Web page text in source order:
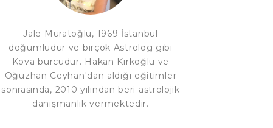
Jale Muratoğlu, 1969 İstanbul
doğumludur ve birçok Astrolog gibi
Kova burcudur. Hakan Kırkoğlu ve
Oğuzhan Ceyhan'dan aldığı eğitimler
sonrasında, 2010 yılından beri astrolojik
danışmanlık vermektedir.